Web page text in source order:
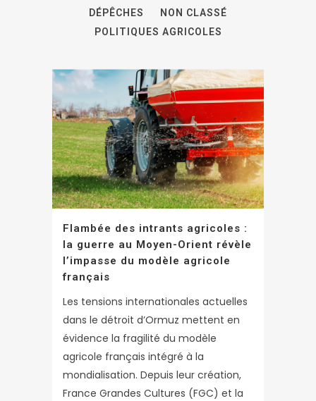
DÉPÊCHES
NON CLASSÉ
POLITIQUES AGRICOLES
Flambée des intrants agricoles :
la guerre au Moyen-Orient révèle
l’impasse du modèle agricole
français
Les tensions internationales actuelles
dans le détroit d’Ormuz mettent en
évidence la fragilité du modèle
agricole français intégré à la
mondialisation. Depuis leur création,
France Grandes Cultures (FGC) et la